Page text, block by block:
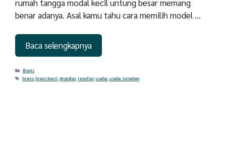
rumah tangga modal kecil untung besar memang
benar adanya. Asal kamu tahu cara memilih model …
Baca selengkapnya
Categories
Bisnis
Tags
bisnis, bisnis kecil dropship, reseller, usaha usaha rumahan